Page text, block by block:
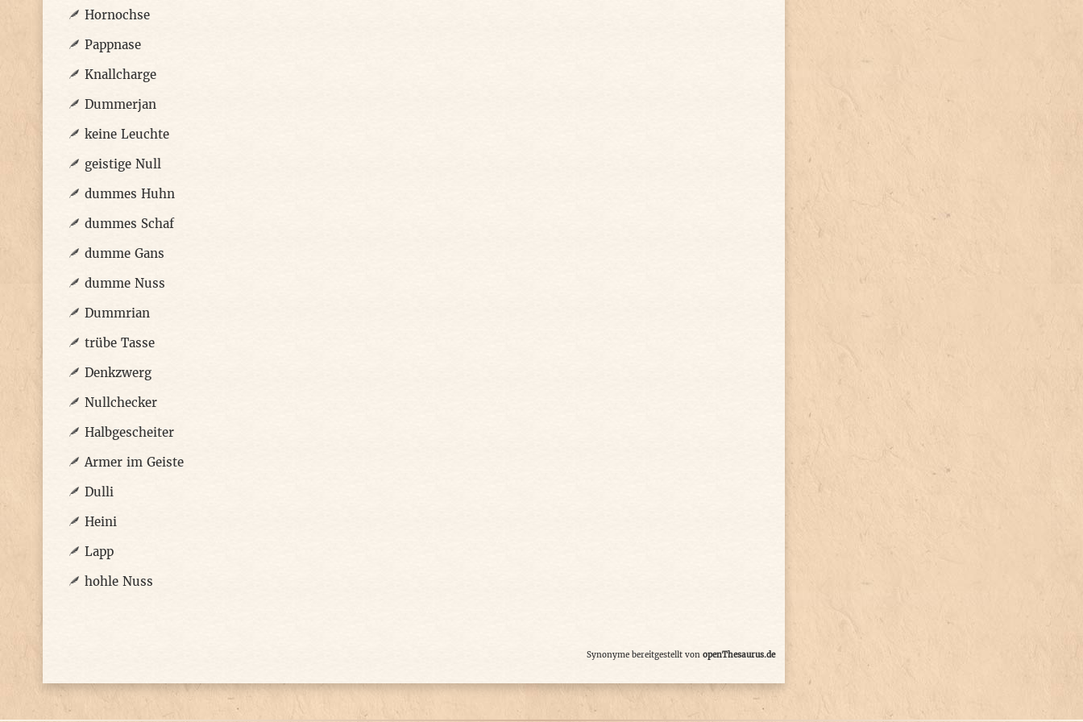
Hornochse
Pappnase
Knallcharge
Dummerjan
keine Leuchte
geistige Null
dummes Huhn
dummes Schaf
dumme Gans
dumme Nuss
Dummrian
trübe Tasse
Denkzwerg
Nullchecker
Halbgescheiter
Armer im Geiste
Dulli
Heini
Lapp
hohle Nuss
Synonyme bereitgestellt von openThesaurus.de